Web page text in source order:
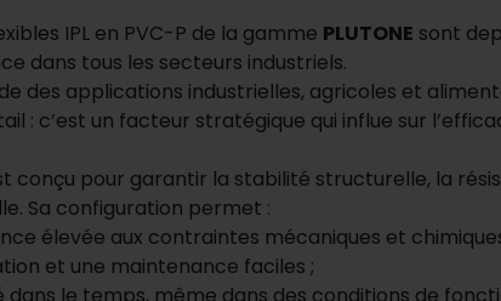
IPL en PVC-P de la gamme PLUTONE sont
dans tous les secteurs industriels.
des applications industrielles, agricoles et
: c’est un facteur stratégique qui influe sur
conçu pour garantir la stabilité structurelle, la
Sa configuration permet :
élevée aux contraintes mécaniques et
et une maintenance faciles ;
dans le temps, même dans des conditions de